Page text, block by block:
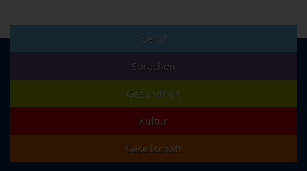
Beruf
Sprachen
Gesundheit
Kultur
Gesellschaft